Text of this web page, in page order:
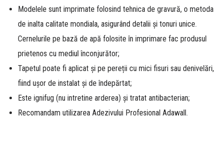
Modelele sunt imprimate folosind tehnica de gravură, o metoda
de inalta calitate mondiala, asigurând detalii și tonuri unice.
Cernelurile pe bază de apă folosite în imprimare fac produsul
prietenos cu mediul înconjurător;
Tapetul poate fi aplicat și pe pereții cu mici fisuri sau denivelări,
fiind ușor de instalat și de îndepărtat;
Este ignifug (nu intretine arderea) și tratat antibacterian;
Recomandam utilizarea Adezivului Profesional Adawall.